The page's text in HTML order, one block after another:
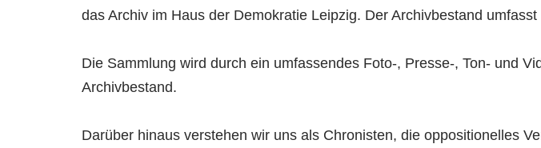
das Archiv im Haus der Demokratie Leipzig. Der Archivbestand
Die Sammlung wird durch ein umfassendes Foto-, Presse-, Ton- und
Archivbestand.
Darüber hinaus verstehen wir uns als Chronisten, die oppositionelles